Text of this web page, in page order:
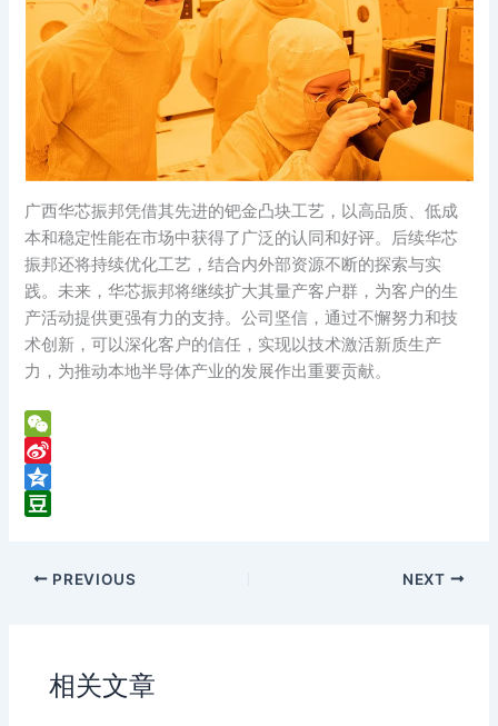
广西华芯振邦凭借其先进的钯金凸块工艺，以高品质、低成
本和稳定性能在市场中获得了广泛的认同和好评。后续华芯
振邦还将持续优化工艺，结合内外部资源不断的探索与实
践。未来，华芯振邦将继续扩大其量产客户群，为客户的生
产活动提供更强有力的支持。公司坚信，通过不懈努力和技
术创新，可以深化客户的信任，实现以技术激活新质生产
力，为推动本地半导体产业的发展作出重要贡献。
W
e
C
S
W
Q
nu
PREVIOUS NEXT
相关文章